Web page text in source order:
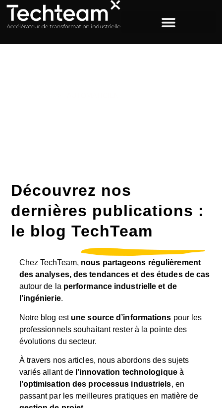
Découvrez nos
dernières publications :
le blog TechTeam
Chez TechTeam, nous partageons régulièrement
des analyses, des tendances et des études de cas
autour de la performance industrielle et de
l’ingénierie.
Notre blog est une source d’informations pour les
professionnels souhaitant rester à la pointe des
évolutions du secteur.
À travers nos articles, nous abordons des sujets
variés allant de l’innovation technologiqueà
l’optimisation des processus industriels, en
passant par les meilleures pratiques en matière de